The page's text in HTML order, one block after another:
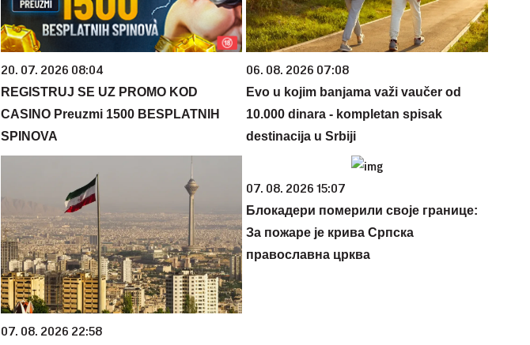
20. 07. 2026 08:04
REGISTRUJ SE UZ PROMO KOD
CASINO Preuzmi 1500 BESPLATNIH
SPINOVA
06. 08. 2026 07:08
Evo u kojim banjama važi vaučer od
10.000 dinara - kompletan spisak
destinacija u Srbiji
07. 08. 2026 22:58
07. 08. 2026 15:07
Блокадери померили своје границе:
За пожаре је крива Српска
православна црква